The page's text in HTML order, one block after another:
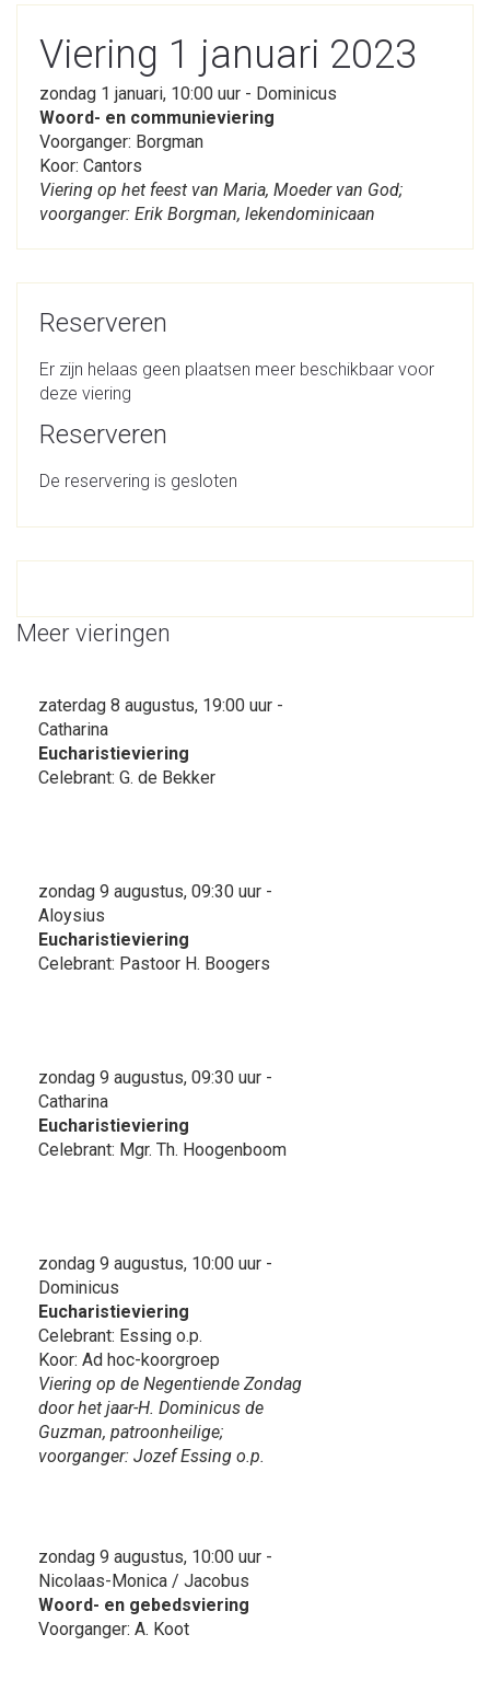
Viering 1 januari 2023
zondag 1 januari, 10:00 uur - Dominicus
Woord- en communieviering
Voorganger: Borgman
Koor: Cantors
Viering op het feest van Maria, Moeder van God;
voorganger: Erik Borgman, lekendominicaan
Reserveren
Er zijn helaas geen plaatsen meer beschikbaar voor
deze viering
Reserveren
De reservering is gesloten
Meer vieringen
zaterdag 8 augustus, 19:00 uur -
Catharina
Eucharistieviering
Celebrant: G. de Bekker
zondag 9 augustus, 09:30 uur -
Aloysius
Eucharistieviering
Celebrant: Pastoor H. Boogers
zondag 9 augustus, 09:30 uur -
Catharina
Eucharistieviering
Celebrant: Mgr. Th. Hoogenboom
zondag 9 augustus, 10:00 uur -
Dominicus
Eucharistieviering
Celebrant: Essing o.p.
Koor: Ad hoc-koorgroep
Viering op de Negentiende Zondag
door het jaar-H. Dominicus de
Guzman, patroonheilige;
voorganger: Jozef Essing o.p.
zondag 9 augustus, 10:00 uur -
Nicolaas-Monica / Jacobus
Woord- en gebedsviering
Voorganger: A. Koot